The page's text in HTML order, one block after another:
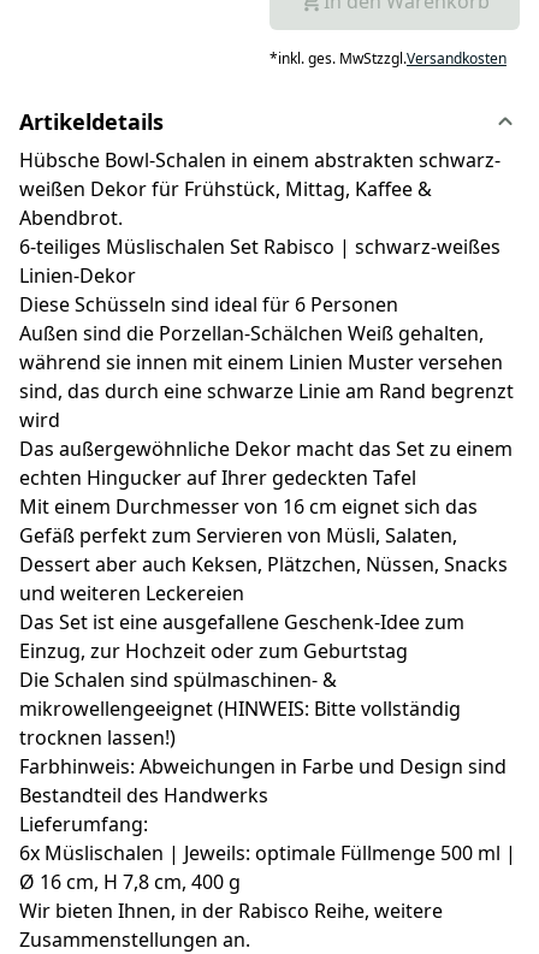
*inkl. ges. MwStzzgl.Versandkosten
Artikeldetails
Hübsche Bowl-Schalen in einem abstrakten schwarz-
weißen Dekor für Frühstück, Mittag, Kaffee &
Abendbrot.
6-teiliges Müslischalen Set Rabisco | schwarz-weißes
Linien-Dekor
Diese Schüsseln sind ideal für 6 Personen
Außen sind die Porzellan-Schälchen Weiß gehalten,
während sie innen mit einem Linien Muster versehen
sind, das durch eine schwarze Linie am Rand begrenzt
wird
Das außergewöhnliche Dekor macht das Set zu einem
echten Hingucker auf Ihrer gedeckten Tafel
Mit einem Durchmesser von 16 cm eignet sich das
Gefäß perfekt zum Servieren von Müsli, Salaten,
Dessert aber auch Keksen, Plätzchen, Nüssen, Snacks
und weiteren Leckereien
Das Set ist eine ausgefallene Geschenk-Idee zum
Einzug, zur Hochzeit oder zum Geburtstag
Die Schalen sind spülmaschinen- &
mikrowellengeeignet (HINWEIS: Bitte vollständig
trocknen lassen!)
Farbhinweis: Abweichungen in Farbe und Design sind
Bestandteil des Handwerks
Lieferumfang:
6x Müslischalen | Jeweils: optimale Füllmenge 500 ml |
Ø 16 cm, H 7,8 cm, 400 g
Wir bieten Ihnen, in der Rabisco Reihe, weitere
Zusammenstellungen an.